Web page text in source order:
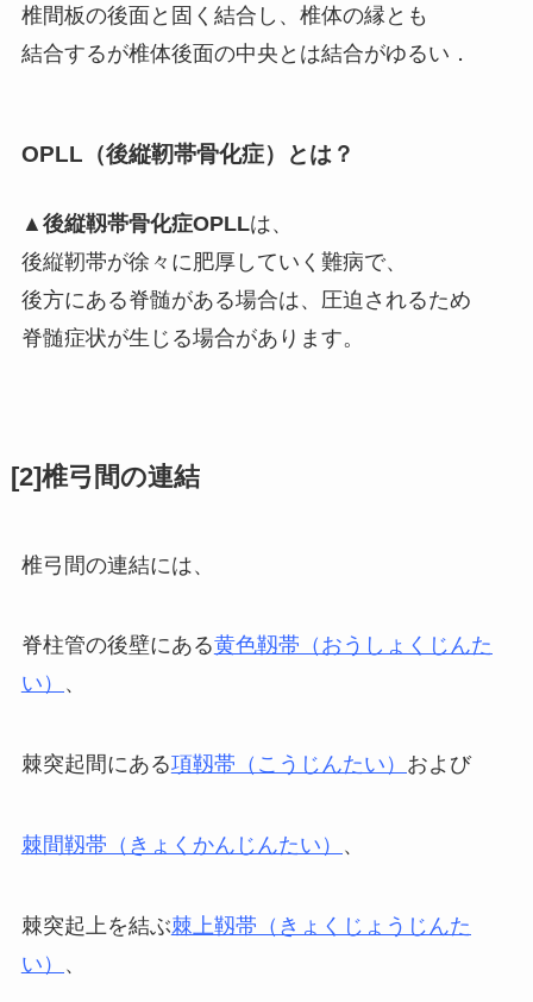
椎間板の後面と固く結合し、椎体の縁とも
結合するが椎体後面の中央とは結合がゆるい．
OPLL（後縦靭帯骨化症）とは？
▲ 後縦靱帯骨化症OPLLは、
後縦靭帯が徐々に肥厚していく難病で、
後方にある脊髄がある場合は、圧迫されるため
脊髄症状が生じる場合があります。
[2]椎弓間の連結
椎弓間の連結には、
脊柱管の後壁にある黄色靱帯（おうしょくじんた
い）
、
棘突起間にある項靱帯（こうじんたい） および
棘間靱帯（きょくかんじんたい） 、
棘突起上を結ぶ棘上靱帯（きょくじょうじんた
い）
、